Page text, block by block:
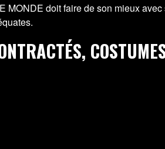
doit faire de son mieux